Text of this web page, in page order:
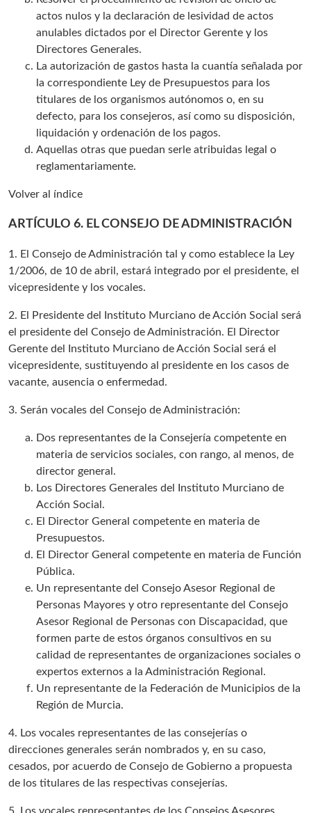
actos nulos y la declaración de lesividad de actos
anulables dictados por el Director Gerente y los
Directores Generales.
La autorización de gastos hasta la cuantía señalada por
la correspondiente Ley de Presupuestos para los
titulares de los organismos autónomos o, en su
defecto, para los consejeros, así como su disposición,
liquidación y ordenación de los pagos.
Aquellas otras que puedan serle atribuidas legal o
reglamentariamente.
Volver al índice
ARTÍCULO 6. EL CONSEJO DE ADMINISTRACIÓN
1. El Consejo de Administración tal y como establece la Ley
1/2006, de 10 de abril, estará integrado por el presidente, el
vicepresidente y los vocales.
2. El Presidente del Instituto Murciano de Acción Social será
el presidente del Consejo de Administración. El Director
Gerente del Instituto Murciano de Acción Social será el
vicepresidente, sustituyendo al presidente en los casos de
vacante, ausencia o enfermedad.
3. Serán vocales del Consejo de Administración:
Dos representantes de la Consejería competente en
materia de servicios sociales, con rango, al menos, de
director general.
Los Directores Generales del Instituto Murciano de
Acción Social.
El Director General competente en materia de
Presupuestos.
El Director General competente en materia de Función
Pública.
Un representante del Consejo Asesor Regional de
Personas Mayores y otro representante del Consejo
Asesor Regional de Personas con Discapacidad, que
formen parte de estos órganos consultivos en su
calidad de representantes de organizaciones sociales o
expertos externos a la Administración Regional.
Un representante de la Federación de Municipios de la
Región de Murcia.
4. Los vocales representantes de las consejerías o
direcciones generales serán nombrados y, en su caso,
cesados, por acuerdo de Consejo de Gobierno a propuesta
de los titulares de las respectivas consejerías.